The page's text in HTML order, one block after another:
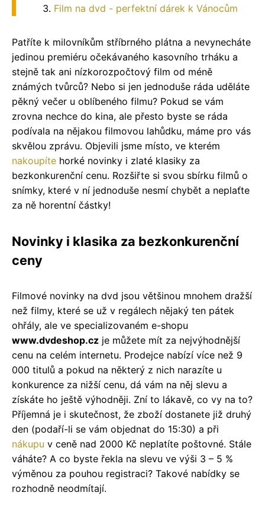
Film na dvd - perfektní dárek k Vánocům
Patříte k milovníkům stříbrného plátna a nevynecháte
jedinou premiéru očekávaného kasovního trháku a
stejně tak ani nízkorozpočtový film od méně
známých tvůrců? Nebo si jen jednoduše ráda uděláte
pěkný večer u oblíbeného filmu? Pokud se vám
zrovna nechce do kina, ale přesto byste se ráda
podívala na nějakou filmovou lahůdku, máme pro vás
skvělou zprávu. Objevili jsme místo, ve kterém
nakoupíte horké novinky i zlaté klasiky za
bezkonkurenční cenu. Rozšiřte si svou sbírku filmů o
snímky, které v ní jednoduše nesmí chybět a neplaťte
za ně horentní částky!
Novinky i klasika za bezkonkurenční
ceny
Filmové novinky na dvd jsou většinou mnohem dražší
než filmy, které se už v regálech nějaký ten pátek
ohřály, ale ve specializovaném e-shopu
www.dvdeshop.cz je můžete mít za nejvýhodnější
cenu na celém internetu. Prodejce nabízí více než 9
000 titulů a pokud na některý z nich narazíte u
konkurence za nižší cenu, dá vám na něj slevu a
získáte ho ještě výhodněji. Zní to lákavě, co vy na to?
Příjemná je i skutečnost, že zboží dostanete již druhý
den (podaří-li se vám objednat do 15:30) a při
nákupu v ceně nad 2000 Kč neplatíte poštovné. Stále
váháte? A co byste řekla na slevu ve výši 3 – 5 %
výměnou za pouhou registraci? Takové nabídky se
rozhodně neodmítají.